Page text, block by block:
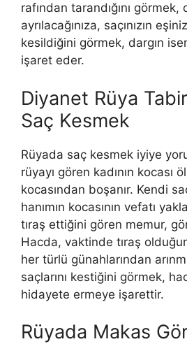
rafından tarandığını görmek,
ayrılacağınıza, saçınızın
kesildiğini görmek, dargın
işaret eder.
Diyanet Rüya
Saç Kesmek
Rüyada saç kesmek iyiye
rüyayı gören kadının kocası
kocasından boşanır. Kendi
hanımın kocasının vefatı
tıraş ettiğini gören memur,
Hacda, vaktinde tıraş
her türlü günahlarından
saçlarını kestiğini görmek,
hidayete ermeye işarettir.
Rüyada Makas